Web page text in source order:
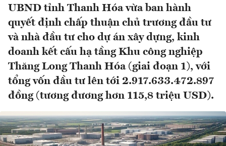
UBND tỉnh Thanh Hóa vừa ban hành
quyết định chấp thuận chủ trương đầu tư
và nhà đầu tư cho dự án xây dựng, kinh
doanh kết cấu hạ tầng Khu công nghiệp
Thăng Long Thanh Hóa (giai đoạn 1), với
tổng vốn đầu tư lên tới 2.917.633.472.897
đồng (tương đương hơn 115,8 triệu USD).